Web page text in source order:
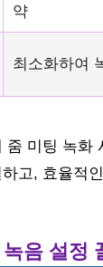
약
최소화하여
줌 미팅 녹화
고, 효율적
음 설정